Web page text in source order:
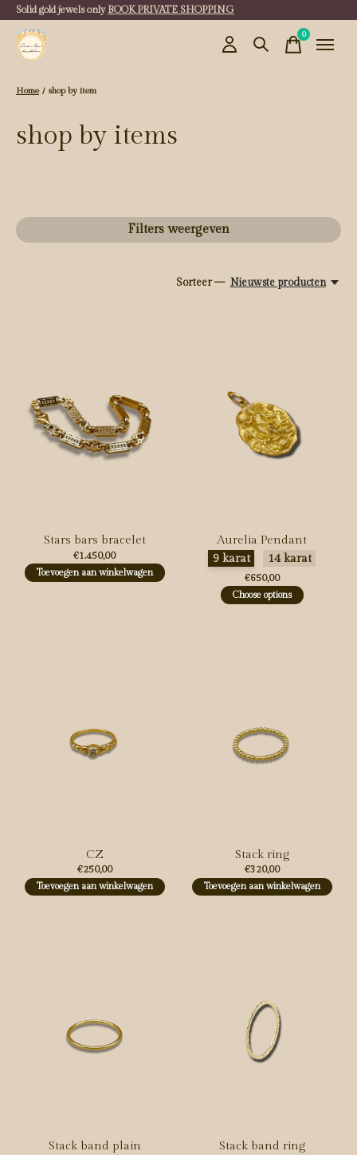
Solid gold jewels only BOOK PRIVATE SHOPPING
0items
Home / shop by item
shop by items
Filters weergeven
Sorteer — Nieuwste producten
Stars bars bracelet
€1.450,00
Toevoegen aan winkelwagen
Aurelia Pendant
Maak een keuze:
9 karat 14 karat
€650,00
Choose options
CZ
€250,00
Toevoegen aan winkelwagen
Stack ring
€320,00
Toevoegen aan winkelwagen
Stack band plain Stack band ring